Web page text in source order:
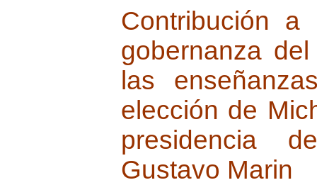
Contribución
gobernanza
las
elección de
presidencia
Gustavo Marin